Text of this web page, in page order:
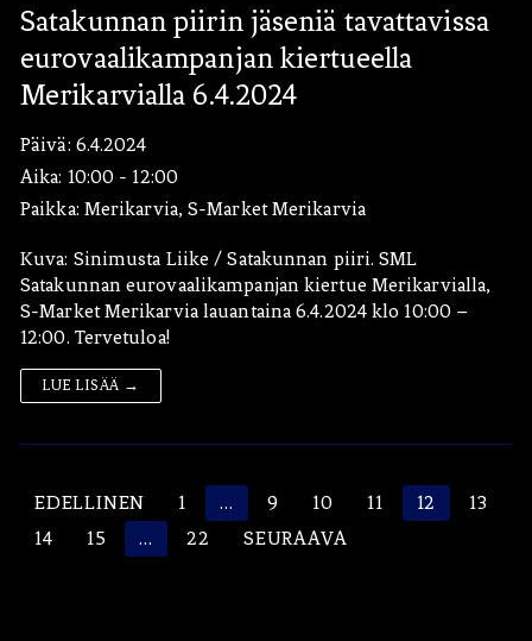
Satakunnan piirin jäseniä tavattavissa
eurovaalikampanjan kiertueella
Merikarvialla 6.4.2024
Päivä: 6.4.2024
Aika: 10:00 - 12:00
Paikka: Merikarvia, S-Market Merikarvia
Kuva: Sinimusta Liike / Satakunnan piiri. SML
Satakunnan eurovaalikampanjan kiertue Merikarvialla,
S-Market Merikarvia lauantaina 6.4.2024 klo 10:00 –
12:00. Tervetuloa!
LUE LISÄÄ →
Artikkelien
sivutus
EDELLINEN 1 … 9 10 11 12
13
14
15 … 22 SEURAAVA